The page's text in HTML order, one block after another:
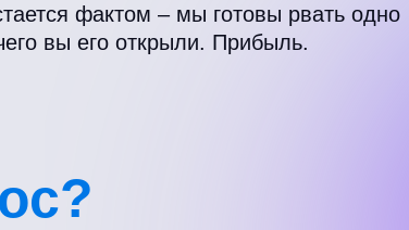
фактом – мы готовы рвать одно
вы его открыли. Прибыль.